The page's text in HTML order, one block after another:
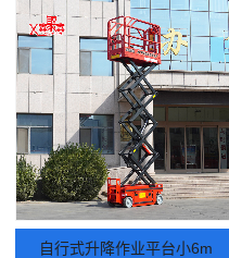
自行式升降作业平台小6m